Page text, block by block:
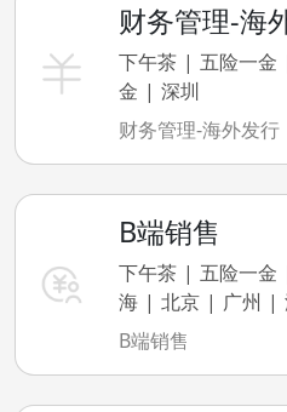
财务管理-海
下午茶 五险一金
金
深圳
财务管理-海外发行
B端销售
下午茶 五险一金
海
北京 广州
B端销售